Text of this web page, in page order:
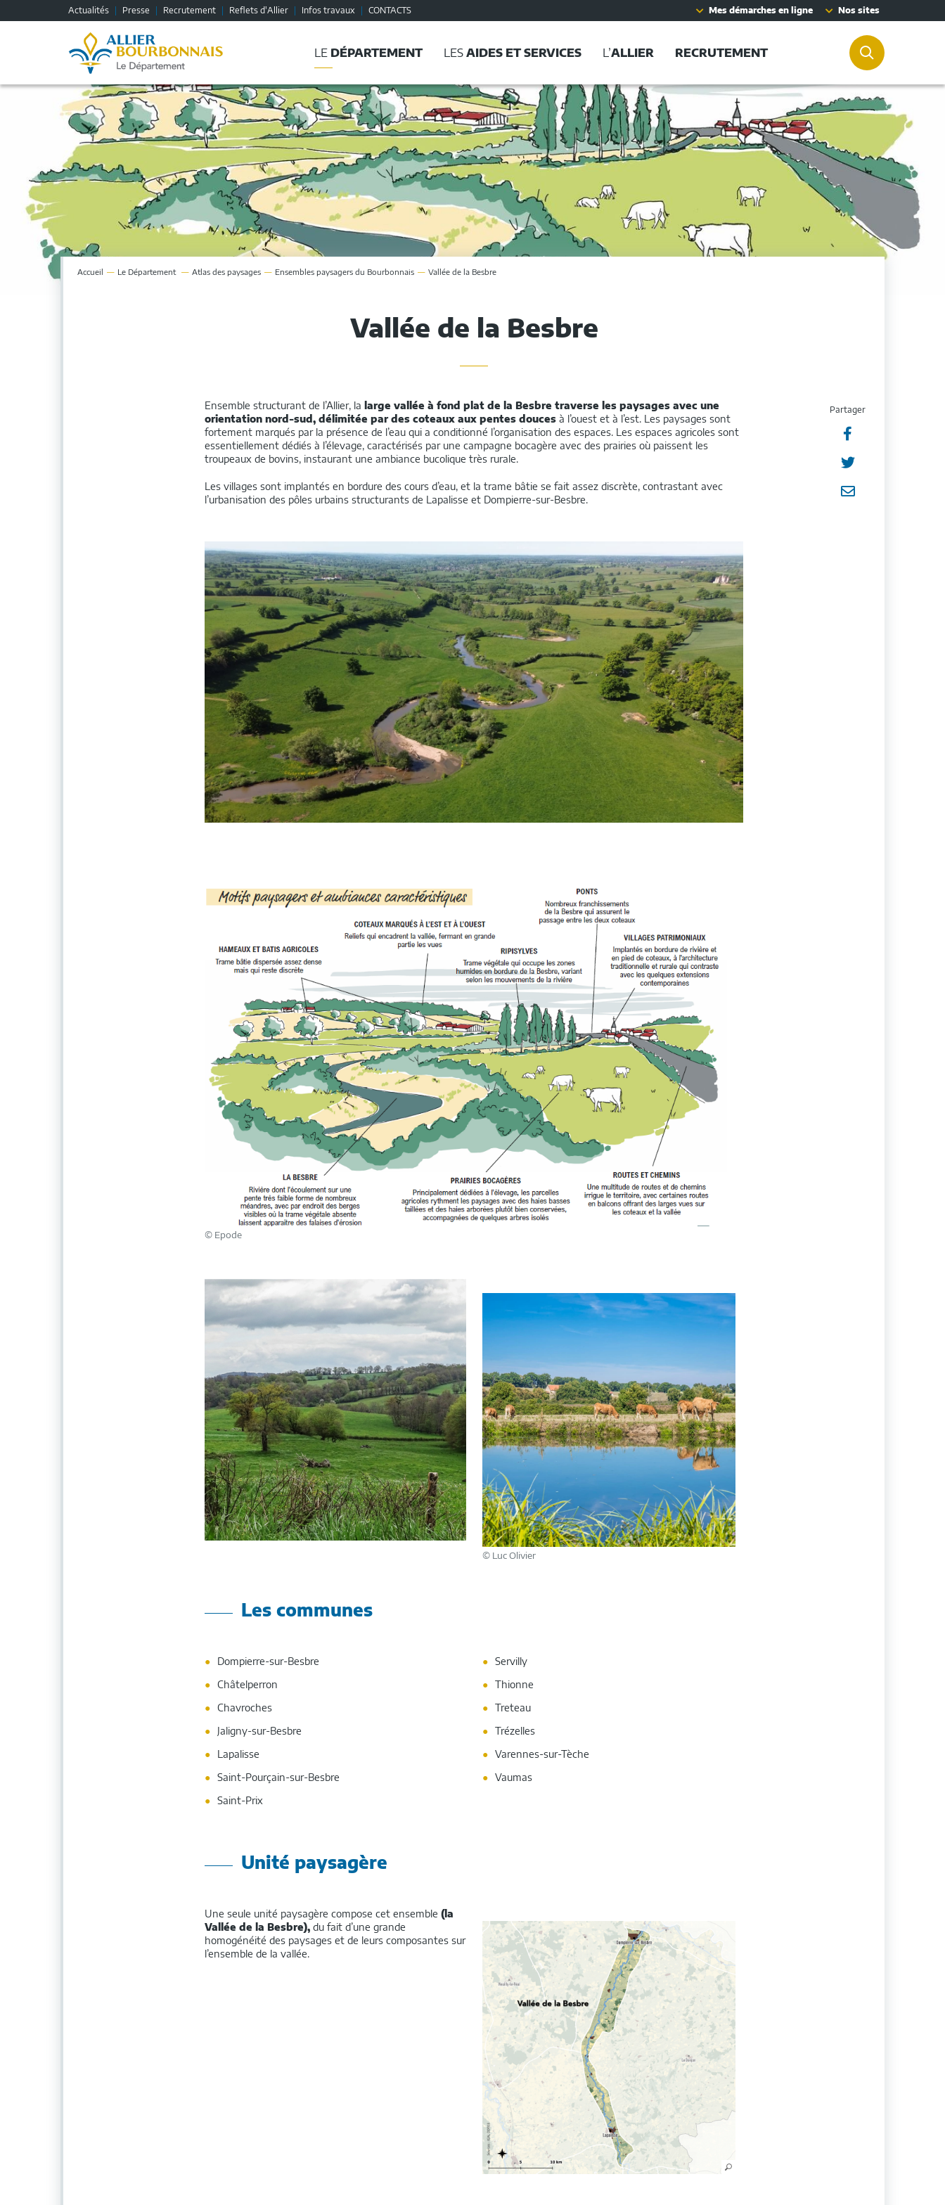
Actualités Presse Recrutement Reflets d'Allier Infos travaux CONTACTS Mes démarches en ligne Nos sites
LE DÉPARTEMENT LES AIDES ET SERVICES L’ALLIER RECRUTEMENT
RECHERCHER
Accueil Le Département Atlas des paysages Ensembles paysagers du Bourbonnais Vallée de la Besbre
Partager

sur
Facebook
Partager
sur
Partager
Vallée de la Besbre
Ensemble structurant de l’Allier, la large vallée à fond plat de la Besbre traverse les paysages avec une
orientation nord-sud, délimitée par des coteaux aux pentes douces à l’ouest et à l’est. Les paysages sont
fortement marqués par la présence de l’eau qui a conditionné l’organisation des espaces. Les espaces agricoles sont
essentiellement dédiés à l’élevage, caractérisés par une campagne bocagère avec des prairies où paissent les
troupeaux de bovins, instaurant une ambiance bucolique très rurale.
Les villages sont implantés en bordure des cours d’eau, et la trame bâtie se fait assez discrète, contrastant avec
l’urbanisation des pôles urbains structurants de Lapalisse et Dompierre-sur-Besbre.
© Epode
© Luc Olivier
Les communes
Dompierre-sur-Besbre
Châtelperron
Chavroches
Jaligny-sur-Besbre
Lapalisse
Saint-Pourçain-sur-Besbre
Saint-Prix
Servilly
Thionne
Treteau
Trézelles
Varennes-sur-Tèche
Vaumas
Unité paysagère
Une seule unité paysagère compose cet ensemble (la
Vallée de la Besbre), du fait d’une grande
homogénéité des paysages et de leurs composantes sur
l’ensemble de la vallée.
Fenêtre